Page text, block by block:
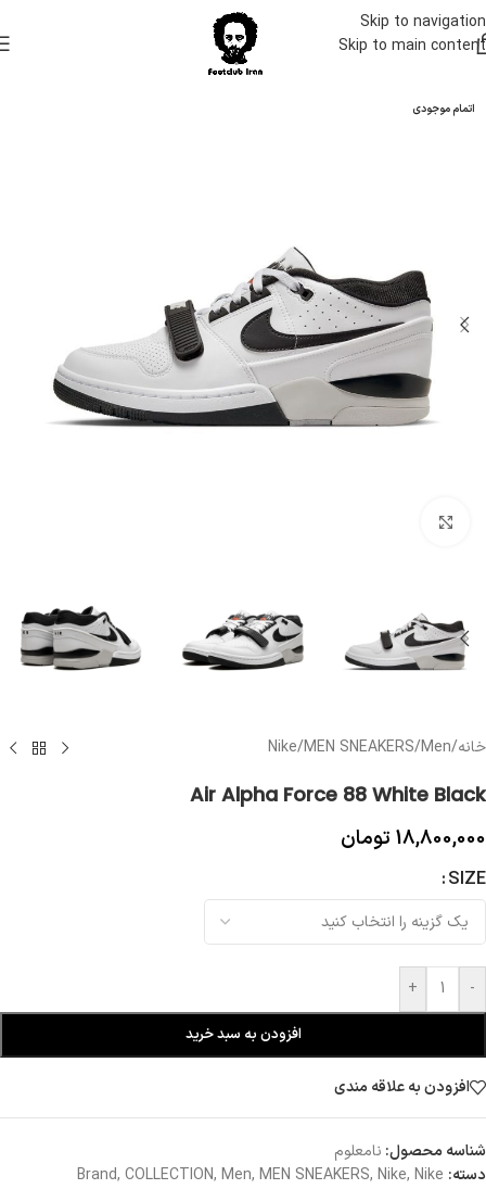
Skip to navigation
Skip to main content
اتمام موجودی
خانه/
Men
/
MEN SNEAKERS
/
Nike
Air Alpha Force 88 White Black
18,800,000 تومان
SIZE
-
+
افزودن به سبد خرید
افزودن به علاقه مندی
شناسه محصول: نامعلوم
دسته:
Brand, COLLECTION, Men, MEN SNEAKERS, Nike, Nike